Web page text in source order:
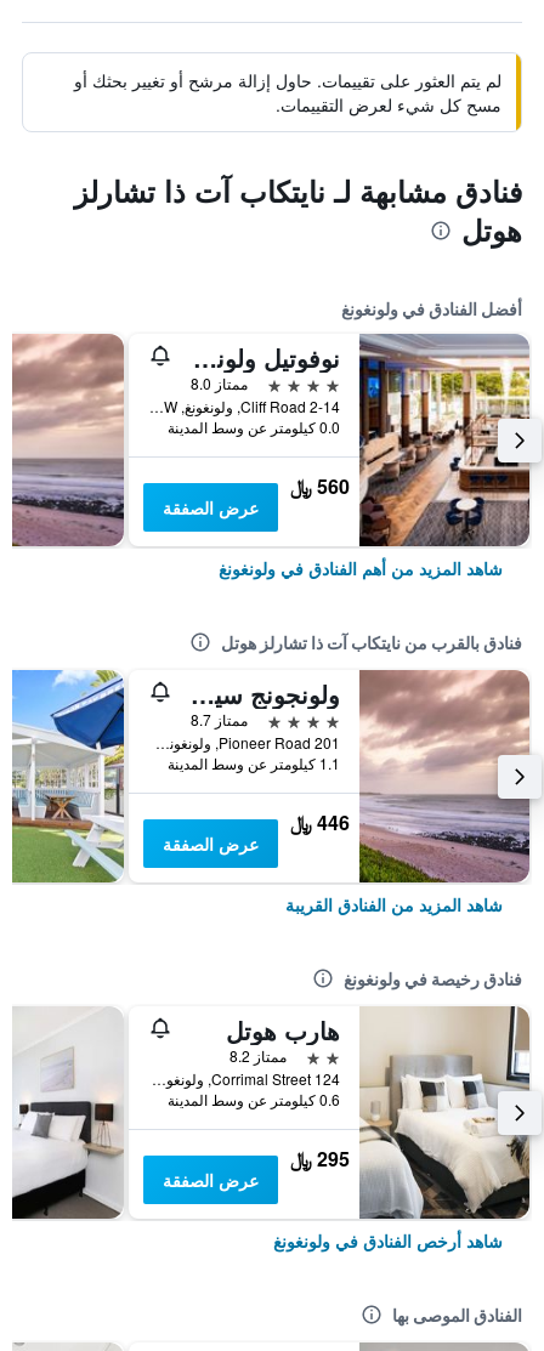
لم يتم العثور على تقييمات. حاول إزالة مرشح أو تغيير بحثك أو
مسح كل شيء لعرض التقييمات.
فنادق مشابهة لـ نايتكاب آت ذا تشارلز
هوتل
أفضل الفنادق في ولونغونغ
نوفوتيل ولونجونج نورث بيتش
4 نجوم
ممتاز 8.0
2-14 Cliff Road, ولونغونغ, NSW, أستراليا
0.0 كيلومتر عن وسط المدينة
560 ﷼
عرض الصفقة
شاهد المزيد من أهم الفنادق في ولونغونغ
فنادق بالقرب من نايتكاب آت ذا تشارلز هوتل
ولونجونج سيرف ليجار ريزورت
4 نجوم
ممتاز 8.7
201 Pioneer Road, ولونغونغ, NSW, أستراليا
1.1 كيلومتر عن وسط المدينة
446 ﷼
عرض الصفقة
شاهد المزيد من الفنادق القريبة
فنادق رخيصة في ولونغونغ
هارب هوتل
2 نجمتين
ممتاز 8.2
124 Corrimal Street, ولونغونغ, NSW, أستراليا
0.6 كيلومتر عن وسط المدينة
295 ﷼
عرض الصفقة
شاهد أرخص الفنادق في ولونغونغ
الفنادق الموصى بها